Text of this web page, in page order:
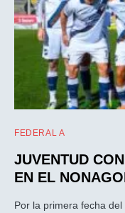
FEDERAL A
JUVENTUD
EN EL
Por la primera fecha